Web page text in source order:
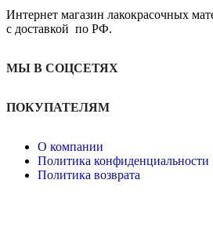
Интернет магазин лакокрасочных
с доставкой по РФ.
МЫ В СОЦСЕТЯХ
ПОКУПАТЕЛЯМ
О компании
Политика конфиденциальности
Политика возврата